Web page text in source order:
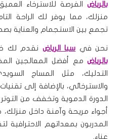
بالرياضالفرصة للاسترخاء
منزلك، مما يوفر لك الراحة
تجمع بين الاستجمام والعناية
نحن في سبا الرياض نقدم لك
بالرياضمع أفضل المعالجين
التدليك، مثل المساج
والاسترخائي، بالإضافة إلى
الدورة الدموية وتخفف من
أجواء مريحة وآمنة داخل
المدربون بمعداتهم الاحترافية
عناء.